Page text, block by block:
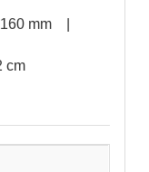
160 mm |
cm